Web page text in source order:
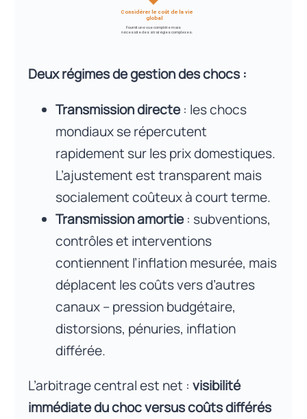
Deux régimes de gestion des chocs :
Transmission directe: les chocs
mondiaux se répercutent
rapidement sur les prix domestiques.
L’ajustement est transparent mais
socialement coûteux à court terme.
Transmission amortie: subventions,
contrôles et interventions
contiennent l’inflation mesurée, mais
déplacent les coûts vers d’autres
canaux – pression budgétaire,
distorsions, pénuries, inflation
différée.
L’arbitrage central est net :visibilité
immédiate du choc versus coûts différés